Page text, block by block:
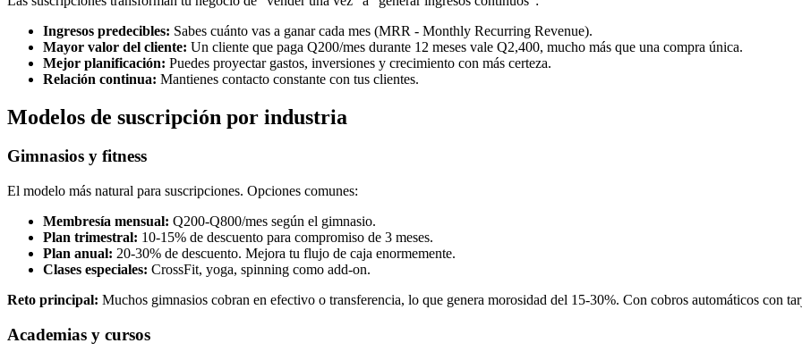
Ingresos predecibles: Sabes cuánto vas a ganar cada mes (MRR - Monthly Recurring Revenue).
Mayor valor del cliente: Un cliente que paga Q200/mes durante 12 meses vale Q2,400, mucho más que una compra única.
Mejor planificación: Puedes proyectar gastos, inversiones y crecimiento con más certeza.
Relación continua: Mantienes contacto constante con tus clientes.
Modelos de suscripción por industria
Gimnasios y fitness
El modelo más natural para suscripciones. Opciones comunes:
Membresía mensual: Q200-Q800/mes según el gimnasio.
Plan trimestral: 10-15% de descuento para compromiso de 3 meses.
Plan anual: 20-30% de descuento. Mejora tu flujo de caja enormemente.
Clases especiales: CrossFit, yoga, spinning como add-on.
Reto principal: Muchos gimnasios cobran en efectivo o transferencia, lo que genera morosidad del 15-30%. Con cobros automáticos con
Academias y cursos